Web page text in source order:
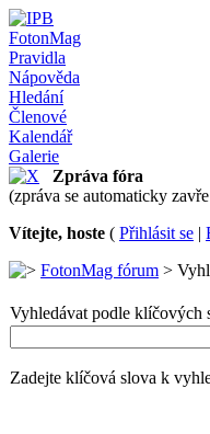
FotonMag
Pravidla
Nápověda
Hledání
Členové
Kalendář
Galerie
Zpráva fóra
(zpráva se automaticky
Vítejte, hoste ( Přihlásit se |
FotonMag fórum >
Vyhledávat podle klíčových
Zadejte klíčová slova k